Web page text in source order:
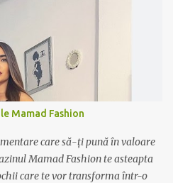
Mamad Fashion
care să-ți pună în valoare
Mamad Fashion te asteapta
care te vor transforma într-o